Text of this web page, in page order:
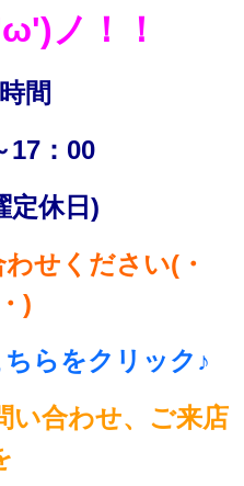
ノ！！
間
17：00
定休日)
せください(・
)
らをクリック♪
い合わせ、ご来店